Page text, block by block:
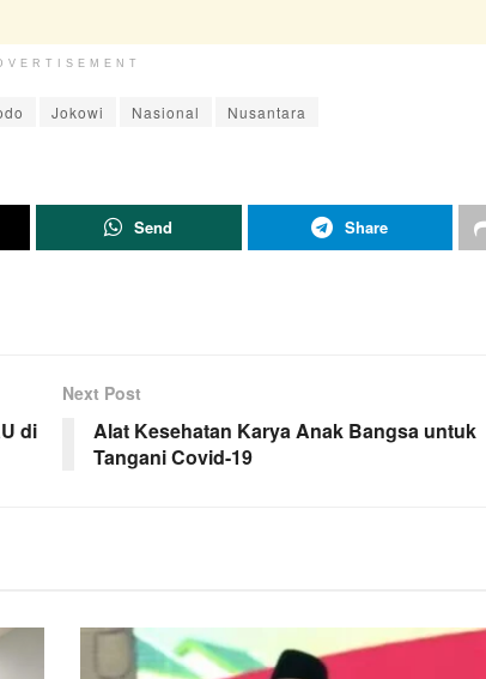
Jokowi Nasional
Nusantara
Send Share
di
Next Post
Alat Kesehatan Karya Anak Bangsa untuk
Tangani Covid-19